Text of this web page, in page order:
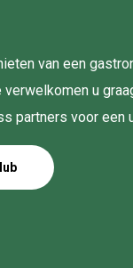
van een
verwelkomen u
partners voor een